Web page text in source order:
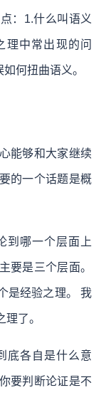
：1.什么叫语义
理中常出现的问
何扭曲语义。
能够和大家继续
的一个话题是概
到哪一个层面上
要是三个层面。
是经验之理。 我
了。
底各自是什么意
要判断论证是不